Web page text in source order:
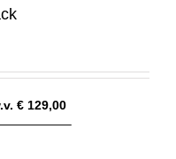
€ 129,00